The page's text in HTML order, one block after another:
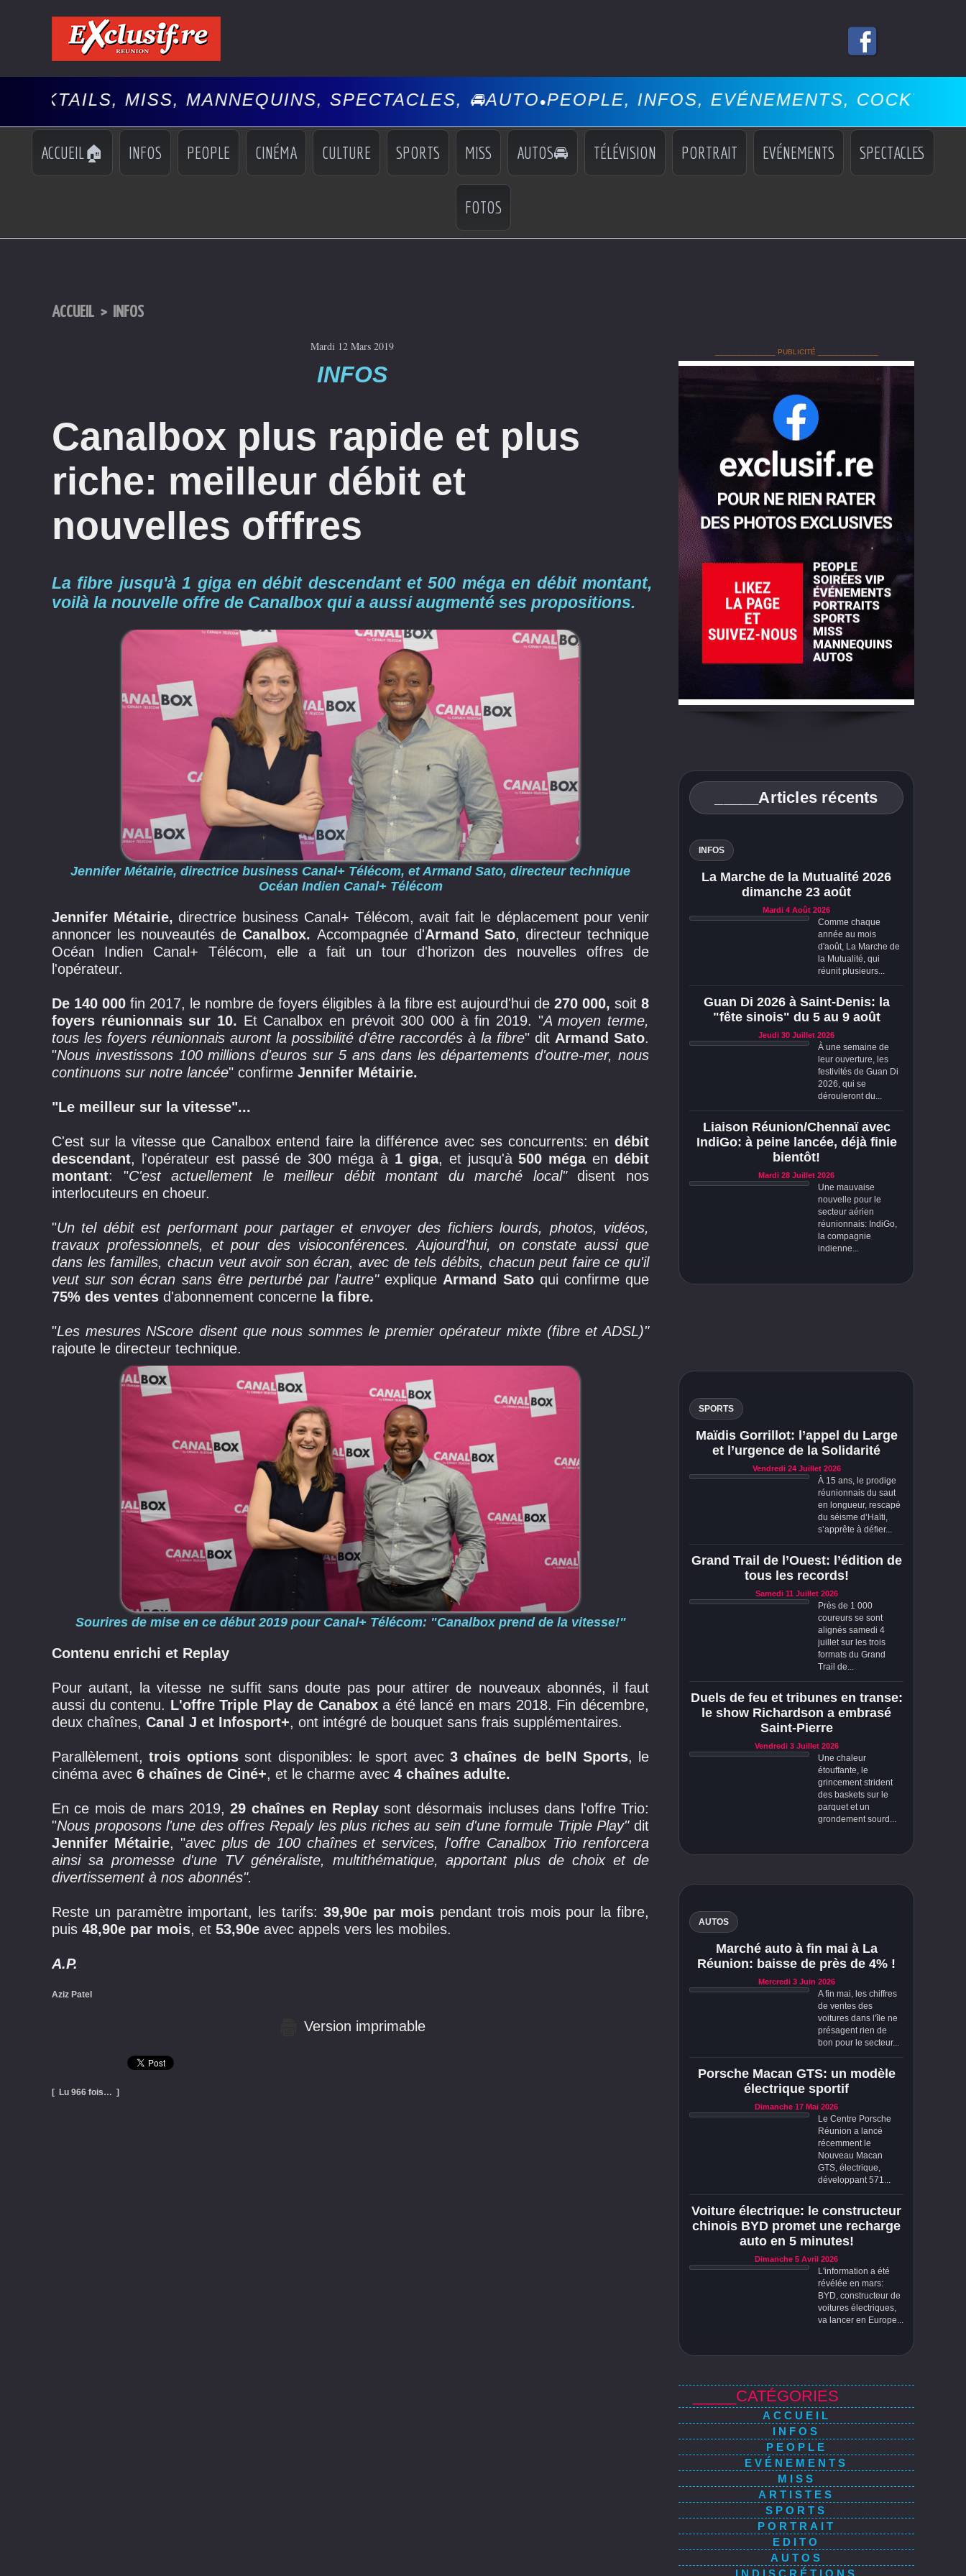
MISS, MANNEQUINS, SPECTACLES, 🚘AUTO•PEOPLE, INFOS, EVÉNEMENTS, COCKTAILS, MISS,
ACCUEIL🏠 INFOS PEOPLE CINÉMA CULTURE SPORTS MISS AUTOS🚘 TÉLÉVISION PORTRAIT EVÉNEMENTS SPECTACLES
FOTOS
ACCUEIL > INFOS
Mardi 12 Mars 2019
INFOS
Canalbox plus rapide et plus
riche: meilleur débit et
nouvelles offfres
La fibre jusqu'à 1 giga en débit descendant et 500 méga en débit montant,
voilà la nouvelle offre de Canalbox qui a aussi augmenté ses propositions.
Jennifer Métairie, directrice business Canal+ Télécom, et Armand Sato, directeur technique
Océan Indien Canal+ Télécom
Jennifer Métairie, directrice business Canal+ Télécom, avait fait le déplacement pour venir
annoncer les nouveautés deCanalbox. Accompagnée d'Armand Sato, directeur technique
Océan Indien Canal+ Télécom, elle a fait un tour d'horizon des nouvelles offres de
l'opérateur.
De 140 000 fin 2017, le nombre de foyers éligibles à la fibre est aujourd'hui de 270 000, soit8
foyers réunionnais sur 10. Et Canalbox en prévoit 300 000 à fin 2019. "A moyen terme,
tous les foyers réunionnais auront la possibilité d'être raccordés à la fibre" dit Armand Sato.
"Nous investissons 100 millions d'euros sur 5 ans dans les départements d'outre-mer, nous
continuons sur notre lancée" confirme Jennifer Métairie.
"Le meilleur sur la vitesse"...
C'est sur la vitesse que Canalbox entend faire la différence avec ses concurrents: en débit
descendant, l'opérateur est passé de 300 méga à 1 giga, et jusqu'à500 mégaendébit
montant: "C'est actuellement le meilleur débit montant du marché local"disent nos
interlocuteurs en choeur.
"Un tel débit est performant pour partager et envoyer des fichiers lourds, photos, vidéos,
travaux professionnels, et pour des visioconférences. Aujourd'hui, on constate aussi que
dans les familles, chacun veut avoir son écran, avec de tels débits, chacun peut faire ce qu'il
veut sur son écran sans être perturbé par l'autre"explique Armand Satoqui confirme que
75% des ventes d'abonnement concerne la fibre.
"Les mesures NScore disent que nous sommes le premier opérateur mixte (fibre et ADSL)"
rajoute le directeur technique.
Sourires de mise en ce début 2019 pour Canal+ Télécom: "Canalbox prend de la vitesse!"
Contenu enrichi et Replay
Pour autant, la vitesse ne suffit sans doute pas pour attirer de nouveaux abonnés, il faut
aussi du contenu. L'offre Triple Play de Canaboxa été lancé en mars 2018. Fin décembre,
deux chaînes, Canal J et Infosport+, ont intégré de bouquet sans frais supplémentaires.
Parallèlement,trois optionssont disponibles: le sport avec3 chaînes de beIN Sports, le
cinéma avec 6 chaînes de Ciné+, et le charme avec 4 chaînes adulte.
En ce mois de mars 2019,29 chaînes en Replaysont désormais incluses dans l'offre Trio:
"Nous proposons l'une des offres Repaly les plus riches au sein d'une formule Triple Play"dit
Jennifer Métairie, "avec plus de 100 chaînes et services, l'offre Canalbox Trio renforcera
ainsi sa promesse d'une TV généraliste, multithématique, apportant plus de choix et de
divertissement à nos abonnés".
Reste un paramètre important, les tarifs: 39,90e par mois pendant trois mois pour la fibre,
puis 48,90e par mois, et 53,90e avec appels vers les mobiles.
A.P.
Aziz Patel
Version imprimable
[ Lu 966 fois… ]
______________ PUBLICITÉ ______________
_____Articles récents
INFOS
La Marche de la Mutualité 2026
dimanche 23 août
Mardi 4 Août 2026
Comme chaque
année au mois
d'août, La Marche de
la Mutualité, qui
réunit plusieurs...
Guan Di 2026 à Saint-Denis: la
"fête sinois" du 5 au 9 août
Jeudi 30 Juillet 2026
À une semaine de
leur ouverture, les
festivités de Guan Di
2026, qui se
dérouleront du...
Liaison Réunion/Chennaï avec
IndiGo: à peine lancée, déjà finie
bientôt!
Mardi 28 Juillet 2026
Une mauvaise
nouvelle pour le
secteur aérien
réunionnais: IndiGo,
la compagnie
indienne...
SPORTS
Maïdis Gorrillot: l’appel du Large
et l’urgence de la Solidarité
Vendredi 24 Juillet 2026
À 15 ans, le prodige
réunionnais du saut
en longueur, rescapé
du séisme d’Haïti,
s’apprête à défier...
Grand Trail de l’Ouest: l’édition de
tous les records!
Samedi 11 Juillet 2026
Près de 1 000
coureurs se sont
alignés samedi 4
juillet sur les trois
formats du Grand
Trail de...
Duels de feu et tribunes en transe:
le show Richardson a embrasé
Saint-Pierre
Vendredi 3 Juillet 2026
Une chaleur
étouffante, le
grincement strident
des baskets sur le
parquet et un
grondement sourd...
AUTOS
Marché auto à fin mai à La
Réunion: baisse de près de 4% !
Mercredi 3 Juin 2026
A fin mai, les chiffres
de ventes des
voitures dans l'île ne
présagent rien de
bon pour le secteur...
Porsche Macan GTS: un modèle
électrique sportif
Dimanche 17 Mai 2026
Le Centre Porsche
Réunion a lancé
récemment le
Nouveau Macan
GTS, électrique,
développant 571...
Voiture électrique: le constructeur
chinois BYD promet une recharge
auto en 5 minutes!
Dimanche 5 Avril 2026
L'information a été
révélée en mars:
BYD, constructeur de
voitures électriques,
va lancer en Europe...
_____CATÉGORIES
ACCUEIL
INFOS
PEOPLE
EVÉNEMENTS
MISS
ARTISTES
SPORTS
PORTRAIT
EDITO
AUTOS
INDISCRÉTIONS